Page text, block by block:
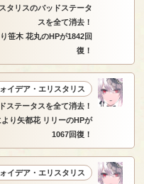
タリスのバッドステータ
スを全て消去！
笹木 花丸のHPが1842回
復！
イデア・エリスタリス
テータスを全て消去！
り矢都花 リリーのHPが
1067回復！
イデア・エリスタリス